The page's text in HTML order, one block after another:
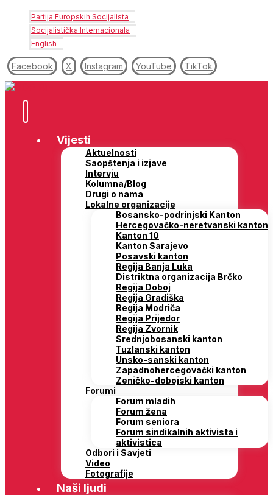
Partija Europskih Socijalista
Socijalistička Internacionala
English
Facebook X Instagram YouTube TikTok
Vijesti
Aktuelnosti
Saopštenja i izjave
Intervju
Kolumna/Blog
Drugi o nama
Lokalne organizacije
Bosansko-podrinjski Kanton
Hercegovačko-neretvanski kanton
Kanton 10
Kanton Sarajevo
Posavski kanton
Regija Banja Luka
Distriktna organizacija Brčko
Regija Doboj
Regija Gradiška
Regija Modriča
Regija Prijedor
Regija Zvornik
Srednjobosanski kanton
Tuzlanski kanton
Unsko-sanski kanton
Zapadnohercegovački kanton
Zeničko-dobojski kanton
Forumi
Forum mladih
Forum žena
Forum seniora
Forum sindikalnih aktivista i
aktivistica
Odbori i Savjeti
Video
Fotografije
Naši ljudi